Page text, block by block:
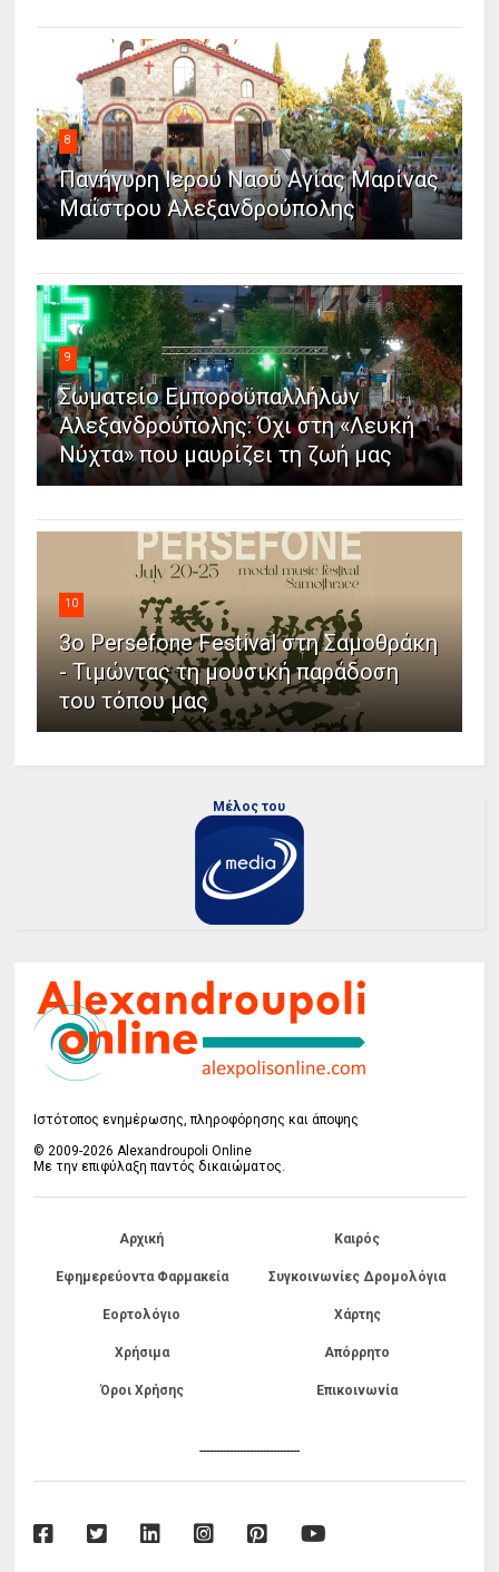
8
Πανήγυρη Ιερού Ναού Αγίας Μαρίνας
Μαΐστρου Αλεξανδρούπολης
9
Σωματείο Εμποροϋπαλλήλων
Αλεξανδρούπολης: Όχι στη «Λευκή
Νύχτα» που μαυρίζει τη ζωή μας
10
3ο Persefone Festival στη Σαμοθράκη
- Τιμώντας τη μουσική παράδοση
του τόπου μας
Μέλος του
Ιστότοπος ενημέρωσης, πληροφόρησης και άποψης
© 2009-2026 Alexandroupoli Online
Με την επιφύλαξη παντός δικαιώματος.
Αρχική Καιρός
Εφημερεύοντα Φαρμακεία Συγκοινωνίες Δρομολόγια
Εορτολόγιο Χάρτης
Χρήσιμα Απόρρητο
Όροι Χρήσης Επικοινωνία
------------------------------